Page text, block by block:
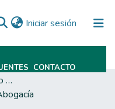
Iniciar sesión (current)
CONTACTO
Trabajos Finales De Grado Y Posgrado